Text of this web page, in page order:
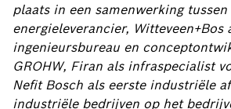
plaats in een samenwerking tussen
energieleverancier, Witteveen+Bos
ingenieursbureau en
GROHW, Firan als infraspecialist
Nefit Bosch als eerste industriële
industriële bedrijven op het